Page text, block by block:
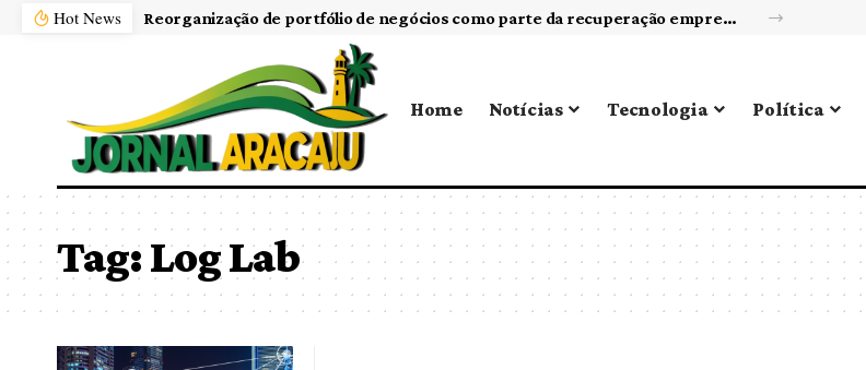
Hot News Reorganização de portfólio de negócios como parte da recuperação empresarial
Home Notícias Tecnologia Política
Tag:Log Lab